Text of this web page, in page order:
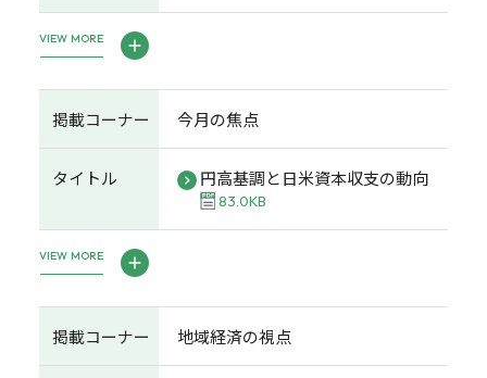
VIEW MORE
掲載コーナー 今月の焦点
タイトル 円高基調と日米資本収支の動向
83.0KB
VIEW MORE
掲載コーナー 地域経済の視点